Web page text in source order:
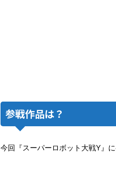
参戦作品は？
今回『スーパーロボット大戦Y』